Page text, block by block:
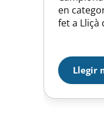
en
fet a Lliçà
Sabadell
del
Infantil,
Llegir